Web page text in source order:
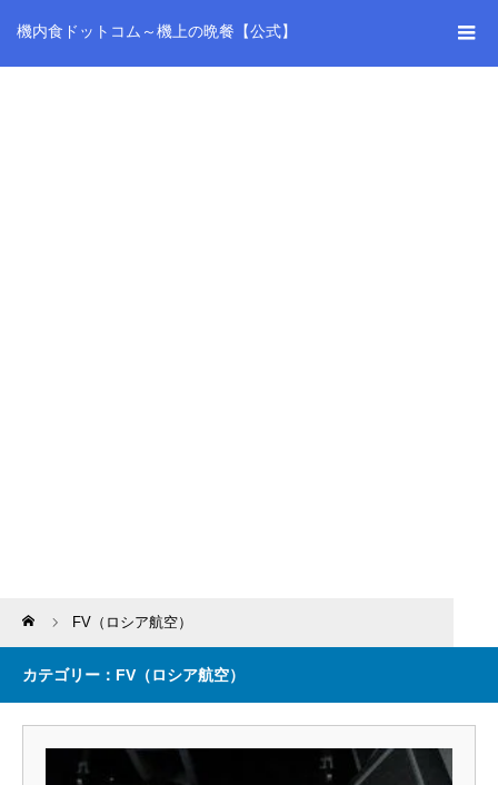
機内食ドットコム～機上の晩餐【公式】
Home FV（ロシア航空）
カテゴリー：FV（ロシア航空）